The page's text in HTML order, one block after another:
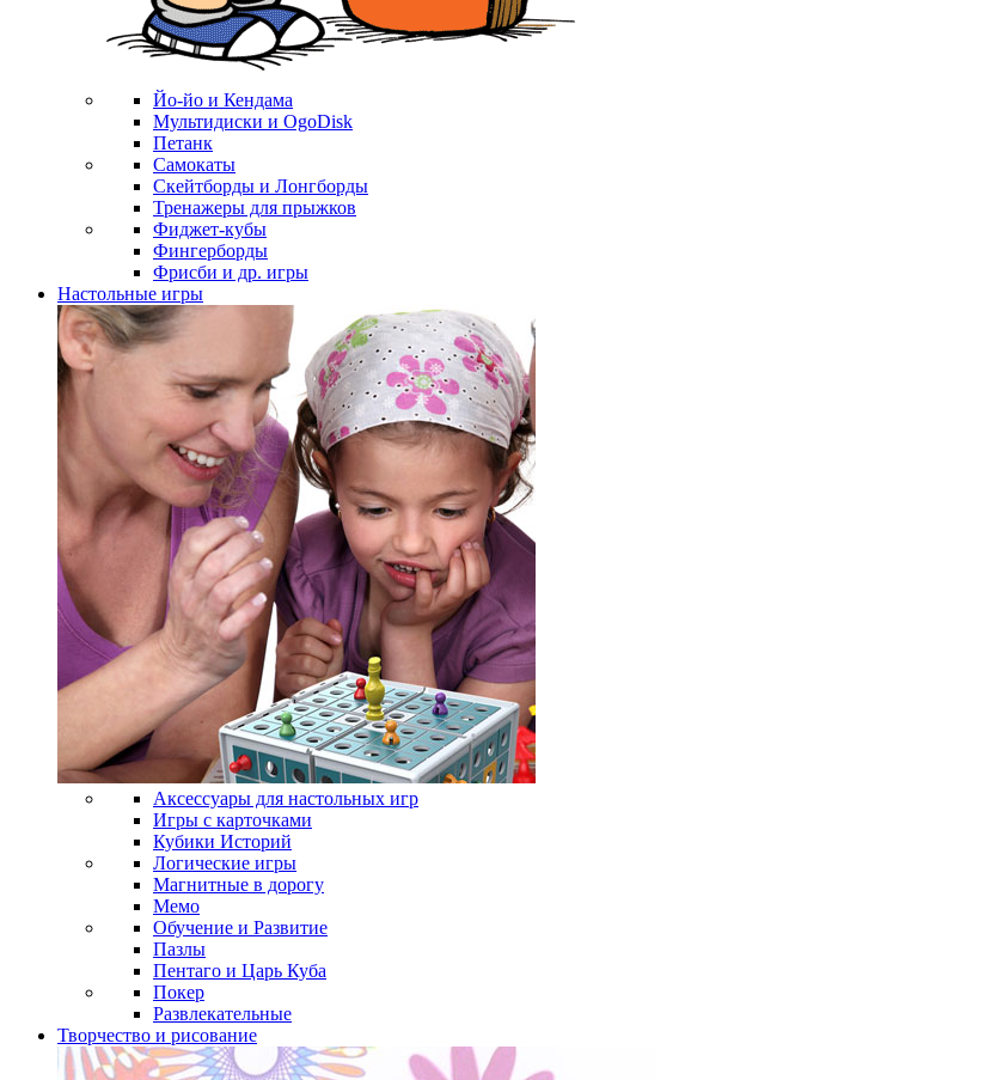
Йо-йо и Кендама
Мультидиски и OgoDisk
Петанк
Самокаты
Скейтборды и Лонгборды
Тренажеры для прыжков
Фиджет-кубы
Фингерборды
Фрисби и др. игры
Настольные игры
Аксессуары для настольных игр
Игры с карточками
Кубики Историй
Логические игры
Магнитные в дорогу
Мемо
Обучение и Развитие
Пазлы
Пентаго и Царь Куба
Покер
Развлекательные
Творчество и рисование